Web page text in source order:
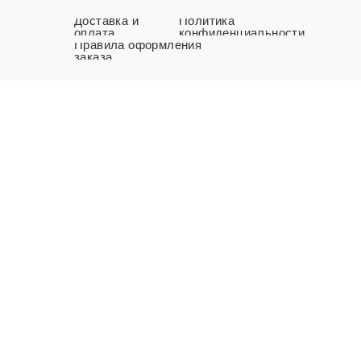
Политика
конфиденциальности
Правила оформления
заказа
Доставка и
оплата